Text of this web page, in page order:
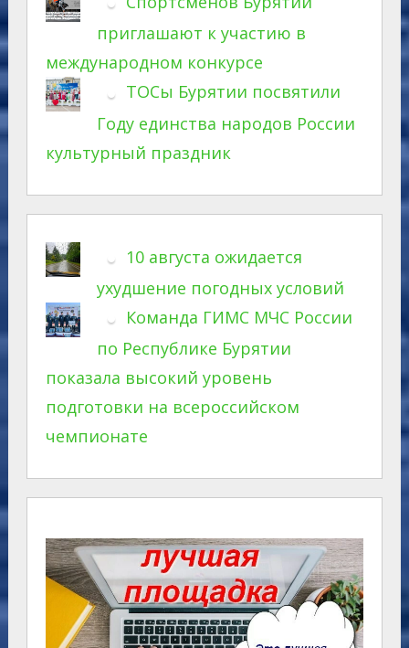
приглашают к участию в
международном конкурсе
ТОСы Бурятии посвятили
Году единства народов России
культурный праздник
10 августа ожидается
ухудшение погодных условий
Команда ГИМС МЧС России
по Республике Бурятии
показала высокий уровень
подготовки на всероссийском
чемпионате